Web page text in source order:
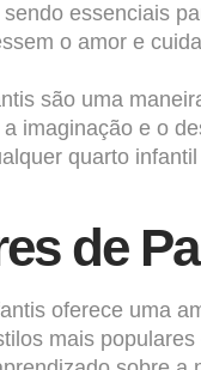
essenciais
o amor e
são uma
imaginação e o
quarto
de
oferece uma
mais